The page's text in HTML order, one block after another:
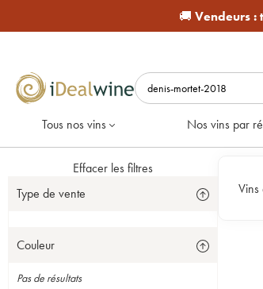
🚚 Vendeurs :
Tous nos vins Nos vins par
Effacer les filtres
Type de vente
Couleur
Pas de résultats
Vins